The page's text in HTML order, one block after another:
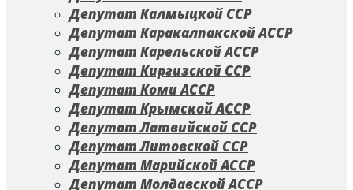
Депутат Калмыцкой ССР
Депутат Каракалпакской АССР
Депутат Карельской АССР
Депутат Киргизской ССР
Депутат Коми АССР
Депутат Крымской АССР
Депутат Латвийской ССР
Депутат Литовской ССР
Депутат Марийской АССР
Депутат Молдавской АССР